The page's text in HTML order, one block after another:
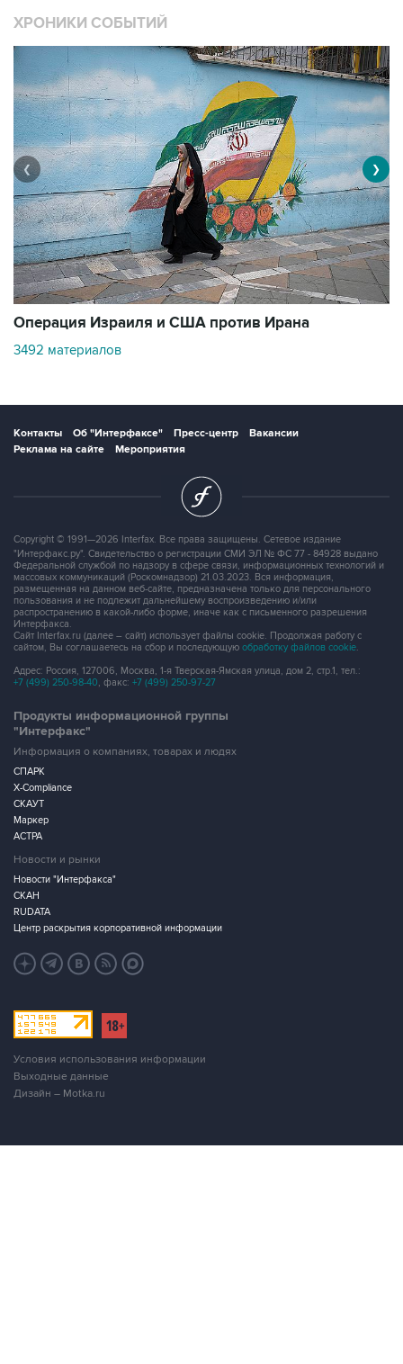
ХРОНИКИ СОБЫТИЙ
Операция Израиля и США против Ирана
3492 материалов
❮ ❯
Контакты Об "Интерфаксе" Пресс-центр
Вакансии
Реклама на сайте
Мероприятия
Copyright © 1991—2026 Interfax. Все права защищены. Сетевое издание
"Интерфакс.ру". Свидетельство о регистрации СМИ ЭЛ № ФС 77 - 84928 выдано
Федеральной службой по надзору в сфере связи, информационных технологий и
массовых коммуникаций (Роскомнадзор) 21.03.2023. Вся информация,
размещенная на данном веб-сайте, предназначена только для персонального
пользования и не подлежит дальнейшему воспроизведению и/или
распространению в какой-либо форме, иначе как с письменного разрешения
Интерфакса.
Сайт Interfax.ru (далее – сайт) использует файлы cookie. Продолжая работу с
сайтом, Вы соглашаетесь на сбор и последующую обработку файлов cookie.
Адрес: Россия, 127006, Москва, 1-я Тверская-Ямская улица, дом 2, стр.1, тел.:
+7 (499) 250-98-40, факс: +7 (499) 250-97-27
Продукты информационной группы
"Интерфакс"
Информация о компаниях, товарах и людях
СПАРК
X-Compliance
СКАУТ
Маркер
АСТРА
Новости и рынки
Новости "Интерфакса"
СКАН
RUDATA
Центр раскрытия корпоративной информации
Условия использования информации
Выходные данные
Дизайн – Motka.ru